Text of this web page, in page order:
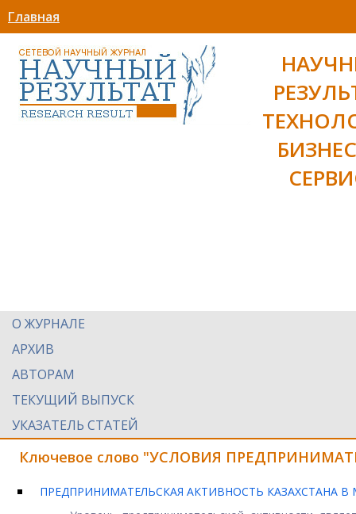
Главная
О ЖУРНАЛЕ
АРХИВ
АВТОРАМ
ТЕКУЩИЙ ВЫПУСК
УКАЗАТЕЛЬ СТАТЕЙ
Ключевое слово "УСЛОВИЯ
ПРЕДПРИНИМАТЕЛЬСКАЯ АКТИВНОСТЬ КАЗАХСТАНА